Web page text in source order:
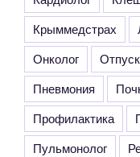
Крыммедстрах
Онколог
Отпуск
Пневмония
Профилактика
Пульмонолог